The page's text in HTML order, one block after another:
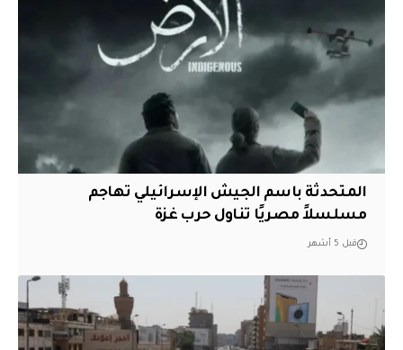
المتحدثة باسم الجيش الإسرائيلي تهاجم
مسلسلاً مصريًا تناول حرب غزة
قبل 5 أشهر